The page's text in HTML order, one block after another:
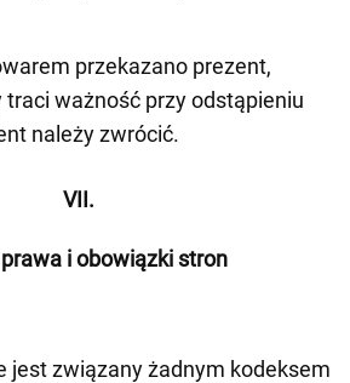
przekazano prezent,
ważność przy odstąpieniu
należy zwrócić.
VII.
i obowiązki stron
jest związany żadnym kodeksem